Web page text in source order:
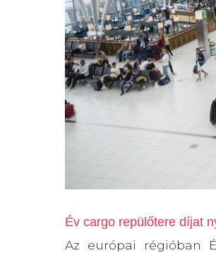
Év cargo repülőtere díjat
Az európai régióban